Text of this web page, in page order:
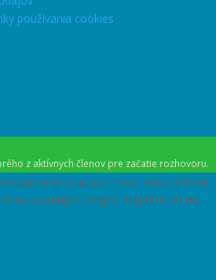
používania cookies
z aktívnych členov pre začatie rozhovoru.
odpovedať čo najskôr v rámci našich možností.
osobných údajov. Nájdete ich na